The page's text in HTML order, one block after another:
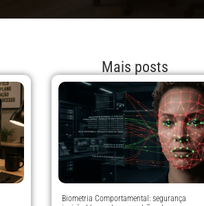
Mais posts
Biometria Comportamental: segurança